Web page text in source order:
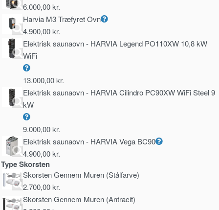
6.000,00kr.
Harvia M3 Træfyret Ovn
4.900,00kr.
Elektrisk saunaovn - HARVIA Legend PO110XW 10,8 kW
WiFi
13.000,00kr.
Elektrisk saunaovn - HARVIA Cilindro PC90XW WiFi Steel 9
kW
9.000,00kr.
Elektrisk saunaovn - HARVIA Vega BC90
4.900,00kr.
Type Skorsten
Skorsten Gennem Muren (Stålfarve)
2.700,00kr.
Skorsten Gennem Muren (Antracit)